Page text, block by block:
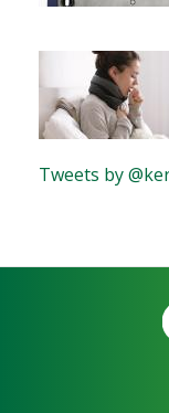
Tweets by